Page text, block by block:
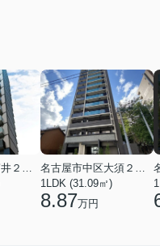
1LDK (31.09㎡)
8.87万円